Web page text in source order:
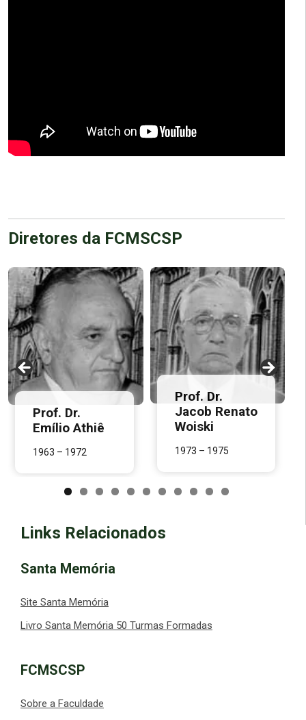
Diretores da FCMSCSP
Prof. Dr.
Emílio Athiê
1963 – 1972
Prof. Dr.
Jacob Renato
Woiski
1973 – 1975
Links Relacionados
Santa Memória
Site Santa Memória
Livro Santa Memória 50 Turmas Formadas
FCMSCSP
Sobre a Faculdade